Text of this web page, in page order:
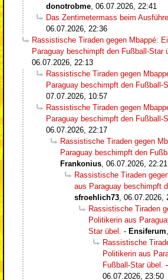
donotrobme 06.07.2026, 22:41
Das Zentimetermass beim
06.07.2026, 22:36
Rassistische Tiraden gegen Mbappé:
Paraguay beschimpft den Fußball-Star
06.07.2026, 22:13
Rassistische Tiraden gegen
Paraguay beschimpft den Fußball-
07.07.2026, 10:57
Rassistische Tiraden gegen
Paraguay beschimpft den Fußball-
06.07.2026, 22:17
Rassistische Tiraden gegen
Paraguay beschimpft den
Frankonius 06.07.2026, 22:21
Rassistische Tiraden
aus Paraguay beschimpft
sfroehlich73 06.07.2026,
Rassistische Tiraden
Politikerin aus
Star übel.
- Ensiferum
Rassistische
Politikerin aus
Fußball-Star übel.
-
06.07.2026, 23:50